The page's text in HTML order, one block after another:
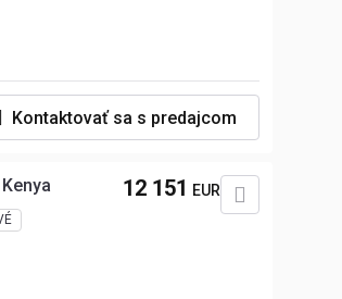
Kontaktovať sa s predajcom
12 151 EUR